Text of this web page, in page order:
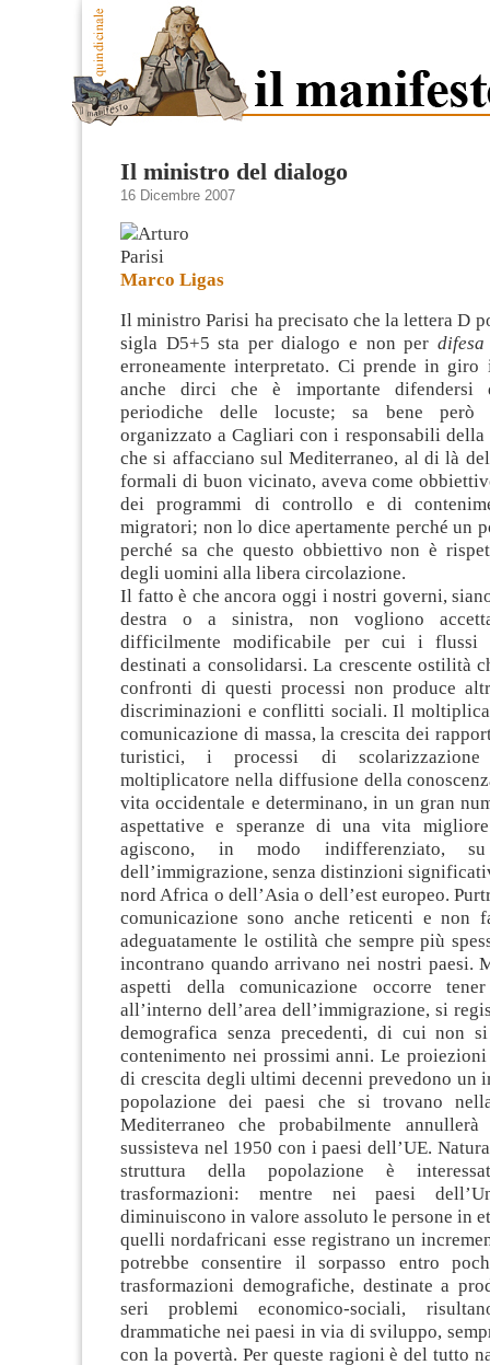
Il ministro del dialogo
16 Dicembre 2007
Marco Ligas
Il ministro Parisi ha precisato che la lettera D
sigla D5+5 sta per dialogo e non per
erroneamente interpretato. Ci prende in
anche dirci che è importante difendersi
periodiche delle locuste; sa bene però
organizzato a Cagliari con i responsabili della
che si affacciano sul Mediterraneo, al di là
formali di buon vicinato, aveva come
dei programmi di controllo e di
migratori; non lo dice apertamente perché un
perché sa che questo obbiettivo non è
degli uomini alla libera circolazione.
Il fatto è che ancora oggi i nostri governi,
destra o a sinistra, non vogliono
difficilmente modificabile per cui i flussi
destinati a consolidarsi. La crescente ostilità
confronti di questi processi non produce
discriminazioni e conflitti sociali. Il
comunicazione di massa, la crescita dei
turistici, i processi di
moltiplicatore nella diffusione della
vita occidentale e determinano, in un gran
aspettative e speranze di una vita
agiscono, in modo indifferenziato,
dell’immigrazione, senza distinzioni
nord Africa o dell’Asia o dell’est europeo.
comunicazione sono anche reticenti e non
adeguatamente le ostilità che sempre più
incontrano quando arrivano nei nostri paesi.
aspetti della comunicazione occorre
all’interno dell’area dell’immigrazione, si
demografica senza precedenti, di cui non
contenimento nei prossimi anni. Le proiezioni
di crescita degli ultimi decenni prevedono un
popolazione dei paesi che si trovano
Mediterraneo che probabilmente
sussisteva nel 1950 con i paesi dell’UE.
struttura della popolazione è
trasformazioni: mentre nei paesi
diminuiscono in valore assoluto le persone in
quelli nordafricani esse registrano un
potrebbe consentire il sorpasso entro
trasformazioni demografiche, destinate a
seri problemi economico-sociali,
drammatiche nei paesi in via di sviluppo,
con la povertà. Per queste ragioni è del tutto